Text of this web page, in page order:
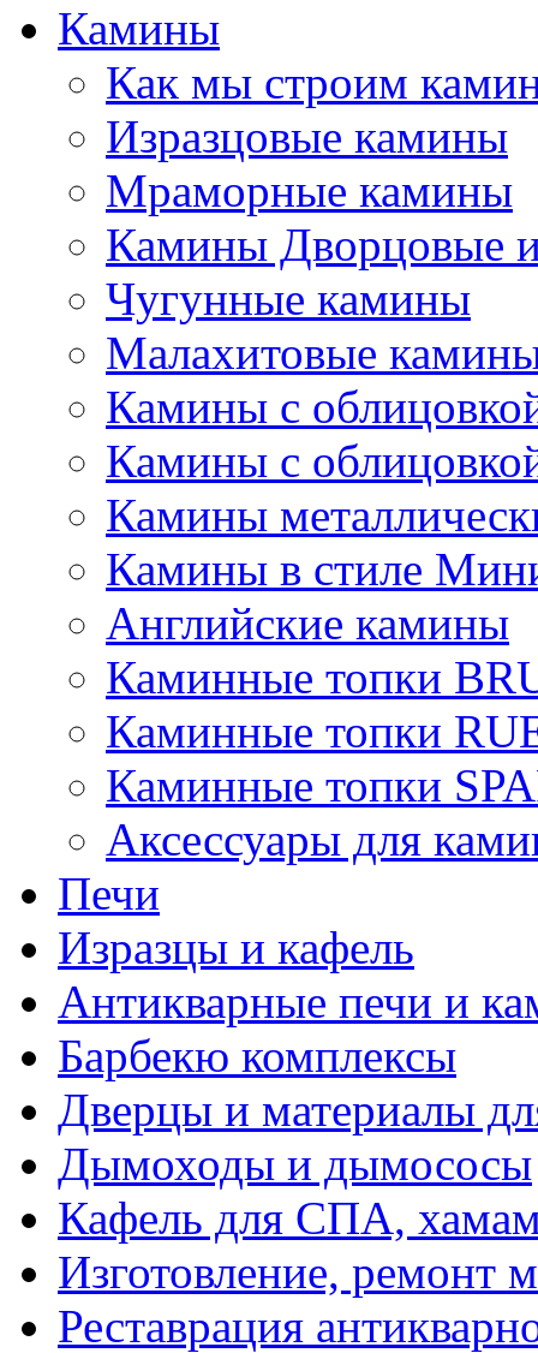
Камины
Как мы строим
Изразцовые камины
Мраморные камины
Камины Дворцовые
Чугунные камины
Малахитовые
Камины с
Камины с
Камины
Камины в стиле
Английские камины
Каминные топки
Каминные топки
Каминные топки
Аксессуары для
Печи
Изразцы и кафель
Антикварные печи и
Барбекю комплексы
Дверцы и материалы
Дымоходы и дымососы
Кафель для СПА,
Изготовление, ремонт
Реставрация